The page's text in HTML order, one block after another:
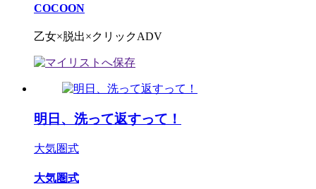
COCOON
乙女×脱出×クリックADV
明日、洗って返すって！
大気圏式
大気圏式